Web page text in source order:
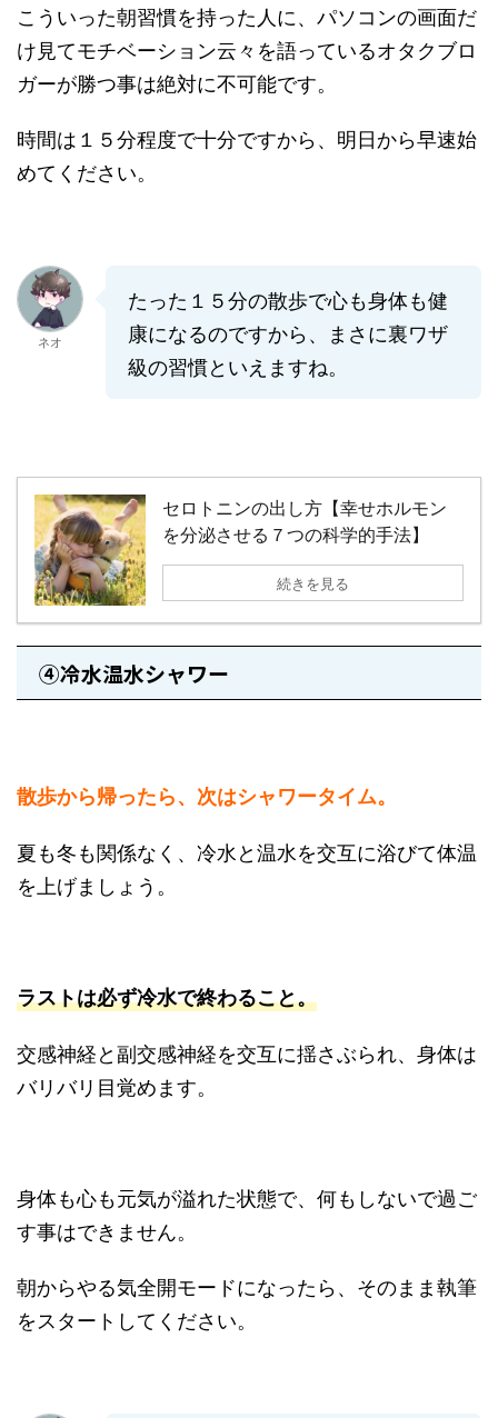
こういった朝習慣を持った人に、パソコンの画面だ
け見てモチベーション云々を語っているオタクブロ
ガーが勝つ事は絶対に不可能です。
時間は１５分程度で十分ですから、明日から早速始
めてください。
ネオ
たった１５分の散歩で心も身体も健
康になるのですから、まさに裏ワザ
級の習慣といえますね。
セロトニンの出し方【幸せホルモン
を分泌させる７つの科学的手法】
続きを見る
④冷水温水シャワー
散歩から帰ったら、次はシャワータイム。
夏も冬も関係なく、冷水と温水を交互に浴びて体温
を上げましょう。
ラストは必ず冷水で終わること。
交感神経と副交感神経を交互に揺さぶられ、身体は
バリバリ目覚めます。
身体も心も元気が溢れた状態で、何もしないで過ご
す事はできません。
朝からやる気全開モードになったら、そのまま執筆
をスタートしてください。